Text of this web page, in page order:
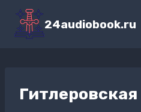
Перейти
содержимому
24audiobook.ru